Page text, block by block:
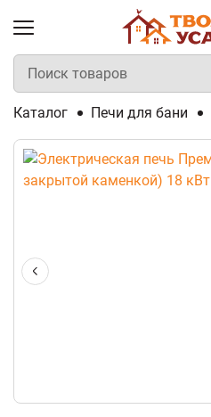
Каталог Печи для бани